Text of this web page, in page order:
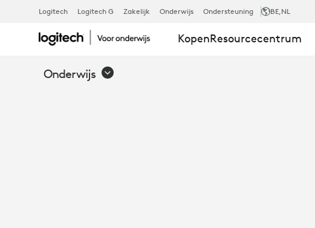
SOLUTIONS
FOR
Logitech Logitech G Zakelijk Onderwijs Ondersteuning BE,NL
KopenResourcecentrum
Onderwijs